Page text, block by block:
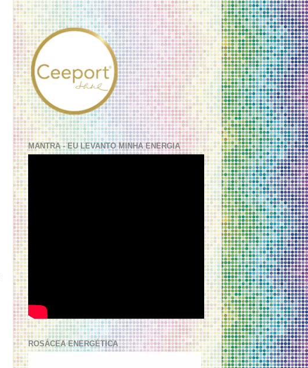
MANTRA - EU LEVANTO MINHA ENERGIA
ROSÁCEA ENERGÉTICA